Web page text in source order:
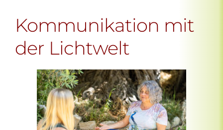
Kommunikation mit
der Lichtwelt